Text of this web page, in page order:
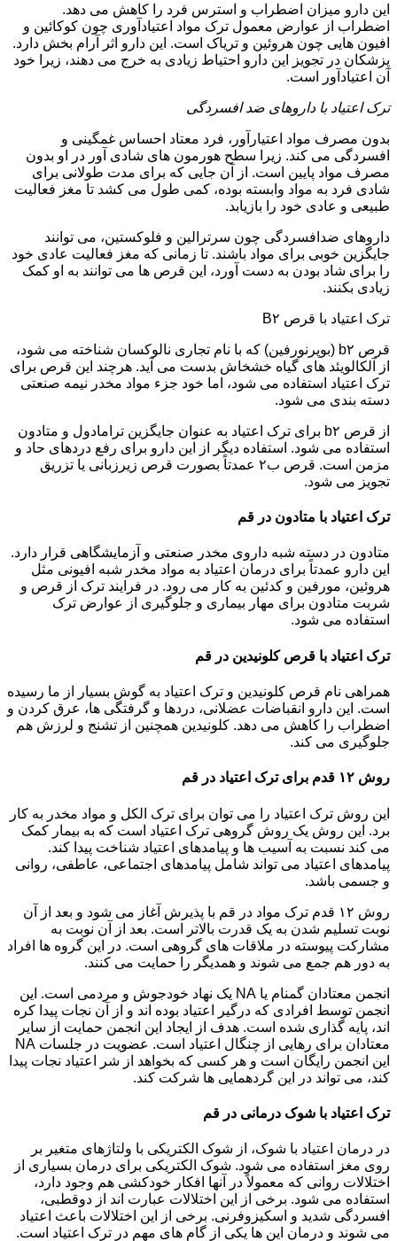
این دارو میزان اضطراب و استرس فرد را کاهش می دهد.
اضطراب از عوارض معمول ترک مواد اعتیادآوری چون کوکائین و
افیون هایی چون هروئین و تریاک است. این دارو اثر آرام بخش دارد.
پزشکان در تجویز این دارو احتیاط زیادی به خرج می دهند، زیرا خود
آن اعتیادآور است.
ترک اعتیاد با داروهای ضد افسردگی
بدون مصرف مواد اعتیارآور، فرد معتاد احساس غمگینی و
افسردگی می کند. زیرا سطح هورمون های شادی آور در او بدون
مصرف مواد پایین است. از آن جایی که برای مدت طولانی برای
شادی فرد به مواد وابسته بوده، کمی طول می کشد تا مغز فعالیت
طبیعی و عادی خود را بازیابد.
داروهای ضدافسردگی چون سرترالین و فلوکستین، می توانند
جایگزین خوبی برای مواد باشند. تا زمانی که مغز فعالیت عادی خود
را برای شاد بودن به دست آورد، این قرص ها می توانند به او کمک
زیادی بکنند.
ترک اعتیاد با قرص B۲
قرص b۲ (بوپرنورفین) که با نام تجاری نالوکسان شناخته می شود،
از آلکالویئد های گیاه خشخاش بدست می آید. هرچند این قرص برای
ترک اعتیاد استفاده می شود، اما خود جزء مواد مخدر نیمه صنعتی
دسته بندی می شود.
از قرص b۲ برای ترک اعتیاد به عنوان جایگزین ترامادول و متادون
استفاده می شود. استفاده دیگر از این دارو برای رفع دردهای حاد و
مزمن است. قرص ب۲ عمدتاً بصورت قرص زیرزبانی یا تزریق
تجویز می شود.
ترک اعتیاد با متادون در قم
متادون در دسته شبه داروی مخدر صنعتی و آزمایشگاهی قرار دارد.
این دارو عمدتاً برای درمان اعتیاد به مواد مخدر شبه افیونی مثل
هروئین، مورفین و کدئین به کار می رود. در فرایند ترک از قرص و
شربت متادون برای مهار بیماری و جلوگیری از عوارض ترک
استفاده می شود.
ترک اعتیاد با قرص کلونیدین در قم
همراهی نام قرص کلونیدین و ترک اعتیاد به گوش بسیار از ما رسیده
است. این دارو انقباضات عضلانی، دردها و گرفتگی ها، عرق کردن و
اضطراب را کاهش می دهد. کلونیدین همچنین از تشنج و لرزش هم
جلوگیری می کند.
روش ۱۲ قدم برای ترک اعتیاد در قم
این روش ترک اعتیاد را می توان برای ترک الکل و مواد مخدر به کار
برد. این روش یک روش گروهی ترک اعتیاد است که به بیمار کمک
می کند نسبت به آسیب ها و پیامدهای اعتیاد شناخت پیدا کند.
پیامدهای اعتیاد می تواند شامل پیامدهای اجتماعی، عاطفی، روانی
و جسمی باشد.
روش ۱۲ قدم ترک مواد در قم با پذیرش آغاز می شود و بعد از آن
نوبت تسلیم شدن به یک قدرت بالاتر است. بعد از آن نوبت به
مشارکت پیوسته در ملاقات های گروهی است. در این گروه ها افراد
به دور هم جمع می شوند و همدیگر را حمایت می کنند.
انجمن معتادان گمنام یا NA یک نهاد خودجوش و مردمی است. این
انجمن توسط افرادی که درگیر اعتیاد بوده اند و از آن نجات پیدا کره
اند، پایه گذاری شده است. هدف از ایجاد این انجمن حمایت از سایر
معتادان برای رهایی از چنگال اعتیاد است. عضویت در جلسات NA
این انجمن رایگان است و هر کسی که بخواهد از شر اعتیاد نجات پیدا
کند، می تواند در این گردهمایی ها شرکت کند.
ترک اعتیاد با شوک درمانی در قم
در درمان اعتیاد با شوک، از شوک الکتریکی با ولتاژهای متغیر بر
روی مغز استفاده می شود. شوک الکتریکی برای درمان بسیاری از
اختلالات روانی که معمولاً در آنها افکار خودکشی هم وجود دارد،
استفاده می شود. برخی از این اختلالات عبارت اند از دوقطبی،
افسردگی شدید و اسکیزوفرنی. برخی از این اختلالات باعث اعتیاد
می شوند و درمان این ها یکی از گام های مهم در ترک اعتیاد است.